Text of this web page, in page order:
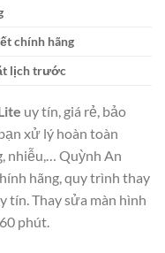
chính hãng
lịch trước
uy tín, giá rẻ, bảo
xử lý hoàn toàn
nhiễu,… Quỳnh An
hãng, quy trình thay
tín. Thay sửa màn hình
phút.